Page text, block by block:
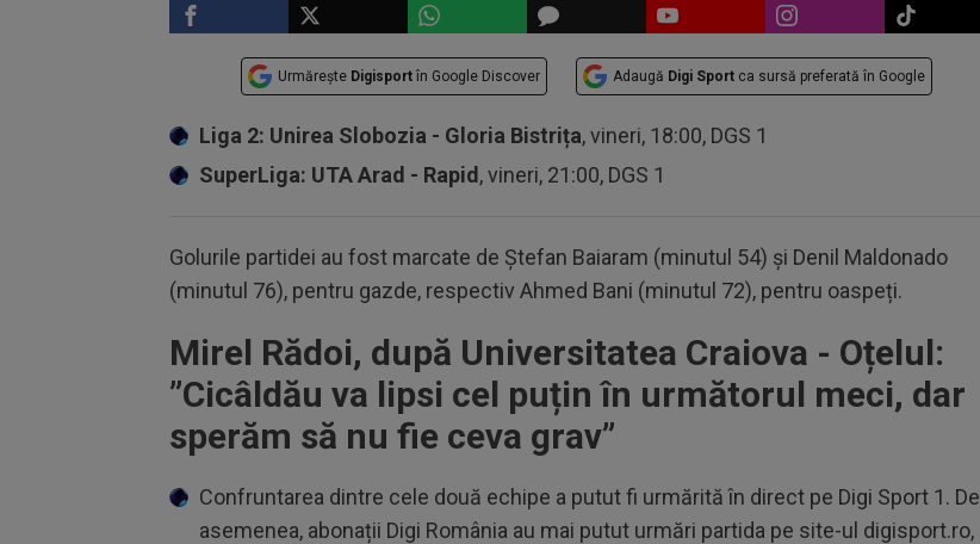
Urmărește Digisport în Google Discover Adaugă Digi Sport ca sursă preferată în Google
Liga 2: Unirea Slobozia - Gloria Bistrița, vineri, 18:00, DGS 1
SuperLiga: UTA Arad - Rapid , vineri, 21:00, DGS 1
Golurile partidei au fost marcate de Ștefan Baiaram (minutul 54) și Denil Maldonado
(minutul 76), pentru gazde, respectiv Ahmed Bani (minutul 72), pentru oaspeți.
Mirel Rădoi, după Universitatea Craiova - Oțelul:
”Cicâldău va lipsi cel puțin în următorul meci, dar
sperăm să nu fie ceva grav”
Confruntarea dintre cele două echipe a putut fi urmărită în direct pe Digi Sport 1. De
asemenea, abonații Digi România au mai putut urmări partida pe site-ul digisport.ro,